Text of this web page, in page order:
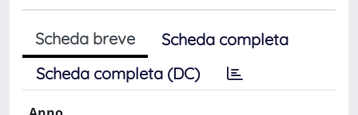
Scheda breve
Scheda completa
Scheda completa (DC)